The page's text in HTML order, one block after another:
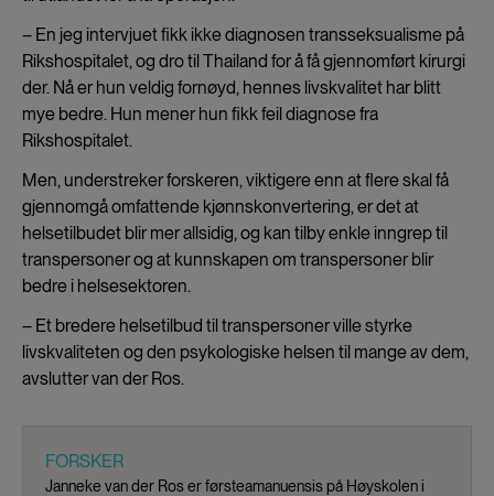
– En jeg intervjuet fikk ikke diagnosen transseksualisme på
Rikshospitalet, og dro til Thailand for å få gjennomført kirurgi
der. Nå er hun veldig fornøyd, hennes livskvalitet har blitt
mye bedre. Hun mener hun fikk feil diagnose fra
Rikshospitalet.
Men, understreker forskeren, viktigere enn at flere skal få
gjennomgå omfattende kjønnskonvertering, er det at
helsetilbudet blir mer allsidig, og kan tilby enkle inngrep til
transpersoner og at kunnskapen om transpersoner blir
bedre i helsesektoren.
– Et bredere helsetilbud til transpersoner ville styrke
livskvaliteten og den psykologiske helsen til mange av dem,
avslutter van der Ros.
FORSKER
Janneke van der Ros er førsteamanuensis på Høyskolen i